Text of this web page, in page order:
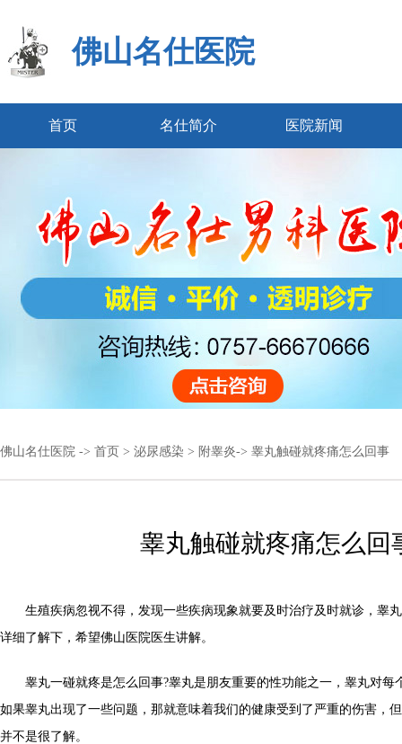
佛山名仕医院
首页 名仕简介 医院新闻
佛山名仕医院 -> 首页 > 泌尿感染 > 附睾炎-> 睾丸触碰就疼痛怎么回事
睾丸触碰就疼痛怎么回
生殖疾病忽视不得，发现一些疾病现象就要及时治疗及时就诊，睾
详细了解下，希望佛山医院医生讲解。
睾丸一碰就疼是怎么回事?睾丸是朋友重要的性功能之一，睾丸对每
如果睾丸出现了一些问题，那就意味着我们的健康受到了严重的伤害，
并不是很了解。